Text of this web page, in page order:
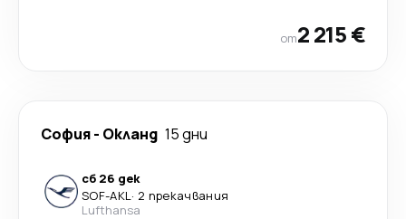
от2 215 €
София- Окланд 15 дни
сб 26 дек
SOF-AKL· 2 прекачвания
Lufthansa